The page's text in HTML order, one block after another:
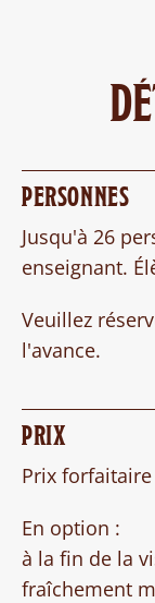
PERSONNES
Jusqu'à 26
enseignant.
Veuillez
l'avance.
PRIX
Prix forfaitaire
En option :
à la fin de la
fraîchement